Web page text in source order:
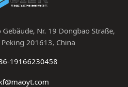
Nr. 19 Dongbao Straße,
201613, China
19166230458